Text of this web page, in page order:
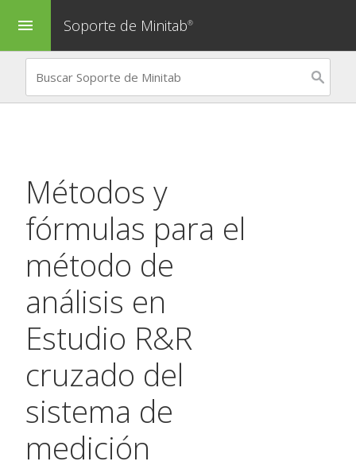
menu Soporte de Minitab®
Métodos y
fórmulas para el
método de
análisis en
Estudio R&R
cruzado del
sistema de
medición